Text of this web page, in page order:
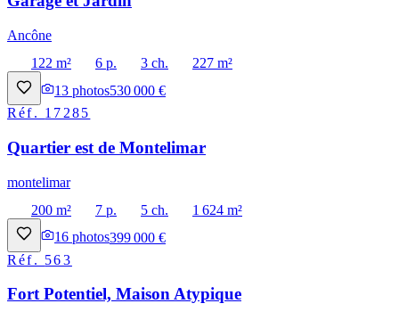
Ancône
122 m²
6 p. 3 ch.
227 m²
13 photos530 000 €
Réf. 17285
Quartier est de Montelimar
montelimar
200 m²
7 p. 5 ch.
1 624 m²
16 photos399 000 €
Réf. 563
Fort Potentiel, Maison Atypique